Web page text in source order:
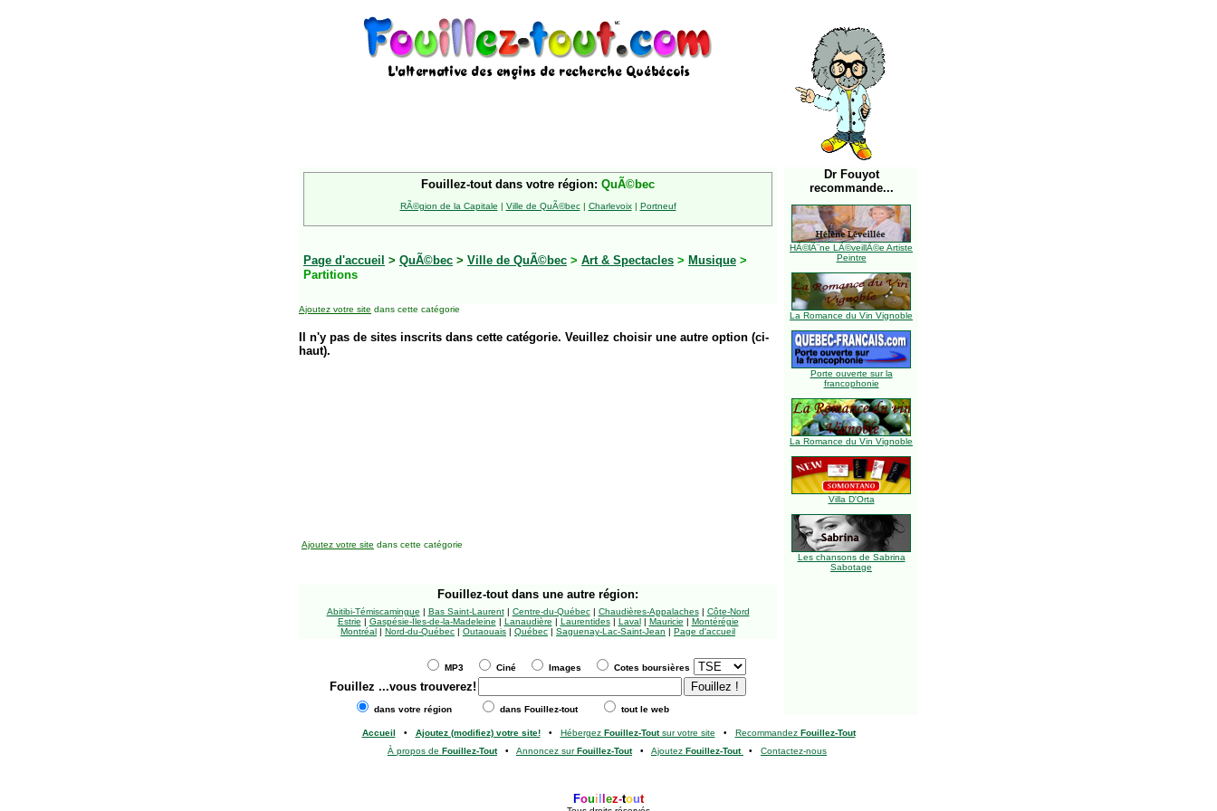
Fouillez-tout dans votre région: QuÃ©bec
RÃ©gion de la Capitale | Ville de QuÃ©bec| Charlevoix| Portneuf
Page d'accueil > QuÃ©bec > Ville de QuÃ©bec > Art & Spectacles > Musique >
Partitions
Ajoutez votre site dans cette catégorie
Il n'y pas de sites inscrits dans cette catégorie. Veuillez choisir une autre option (ci-
haut).
Dr Fouyot
recommande...
HÃ©lÃ¨ne LÃ©veillÃ©e Artiste
Peintre
La Romance du Vin Vignoble
Porte ouverte sur la
francophonie
La Romance du Vin Vignoble
Villa D'Orta
Les chansons de Sabrina
Sabotage
Ajoutez votre site dans cette catégorie
Fouillez-tout dans une autre région:
Abitibi-Témiscamingue | Bas Saint-Laurent| Centre-du-Québec| Chaudières-Appalaches| Côte-Nord
Estrie | Gaspésie-Îles-de-la-Madeleine | Lanaudière | Laurentides| Laval| Mauricie | Montérégie
Montréal | Nord-du-Québec | Outaouais | Québec | Saguenay-Lac-Saint-Jean | Page d'accueil
MP3 Ciné Images Cotes boursières
Fouillez ...vous trouverez!
dans votre région dans Fouillez-tout tout le web
Accueil • Ajoutez (modifiez) votre site!• Hébergez Fouillez-Toutsur votre site • Recommandez Fouillez-Tout
À propos de Fouillez-Tout• Annoncez surFouillez-Tout• Ajoutez Fouillez-Tout • Contactez-nous
Foui ez-tout